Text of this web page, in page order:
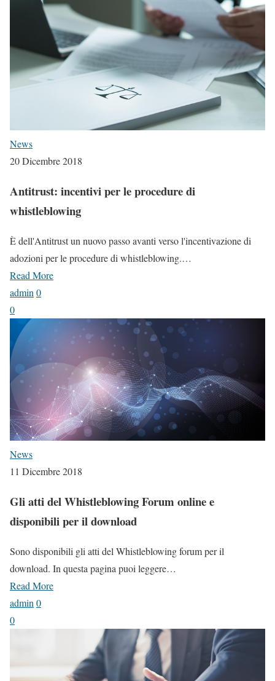
News
20 Dicembre 2018
Antitrust: incentivi per le procedure di
whistleblowing
È dell'Antitrust un nuovo passo avanti verso l'incentivazione di
adozioni per le procedure di whistleblowing.…
Read More
admin 0
0
News
11 Dicembre 2018
Gli atti del Whistleblowing Forum online e
disponibili per il download
Sono disponibili gli atti del Whistleblowing forum per il
download. In questa pagina puoi leggere…
Read More
admin 0
0